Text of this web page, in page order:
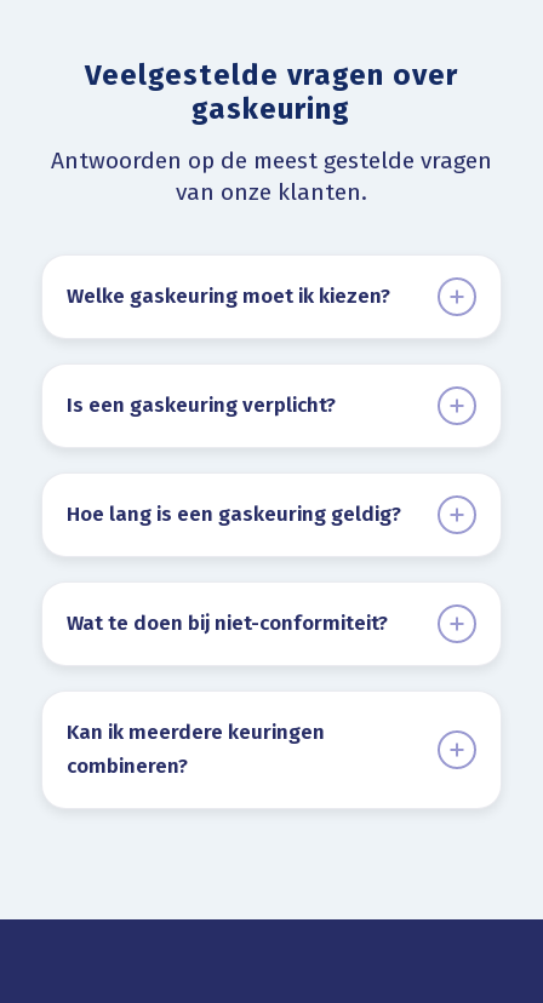
Veelgestelde vragen over
gaskeuring
Antwoorden op de meest gestelde vragen
van onze klanten.
Welke gaskeuring moet ik kiezen?
Is een gaskeuring verplicht?
Hoe lang is een gaskeuring geldig?
Wat te doen bij niet-conformiteit?
Kan ik meerdere keuringen
combineren?